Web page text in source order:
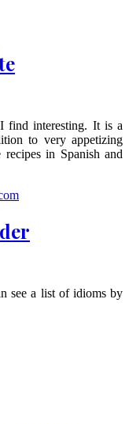
find interesting. It is a
to very appetizing
in Spanish and
see a list of idioms by